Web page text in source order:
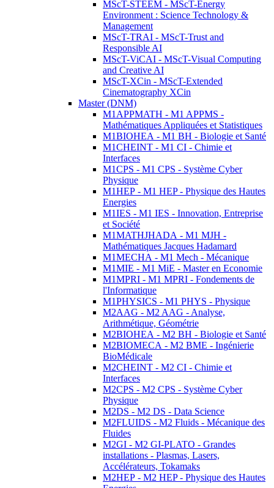
MScT-STEEM - MScT-Energy
Environment : Science Technology &
Management
MScT-TRAI - MScT-Trust and
Responsible AI
MScT-ViCAI - MScT-Visual Computing
and Creative AI
MScT-XCin - MScT-Extended
Cinematography XCin
Master (DNM)
M1APPMATH - M1 APPMS -
Mathématiques Appliquées et Statistiques
M1BIOHEA - M1 BH - Biologie et Santé
M1CHEINT - M1 CI - Chimie et
Interfaces
M1CPS - M1 CPS - Système Cyber
Physique
M1HEP - M1 HEP - Physique des Hautes
Energies
M1IES - M1 IES - Innovation, Entreprise
et Société
M1MATHJHADA - M1 MJH -
Mathématiques Jacques Hadamard
M1MECHA - M1 Mech - Mécanique
M1MIE - M1 MiE - Master en Economie
M1MPRI - M1 MPRI - Fondements de
l'Informatique
M1PHYSICS - M1 PHYS - Physique
M2AAG - M2 AAG - Analyse,
Arithmétique, Géométrie
M2BIOHEA - M2 BH - Biologie et Santé
M2BIOMECA - M2 BME - Ingénierie
BioMédicale
M2CHEINT - M2 CI - Chimie et
Interfaces
M2CPS - M2 CPS - Système Cyber
Physique
M2DS - M2 DS - Data Science
M2FLUIDS - M2 Fluids - Mécanique des
Fluides
M2GI - M2 GI-PLATO - Grandes
installations - Plasmas, Lasers,
Accélérateurs, Tokamaks
M2HEP - M2 HEP - Physique des Hautes